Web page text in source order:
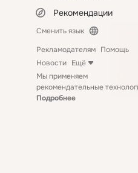
Рекомендации
Сменить язык
Рекламодателям Помощь
Новости Ещё
Мы применяем
рекомендательные
Подробнее